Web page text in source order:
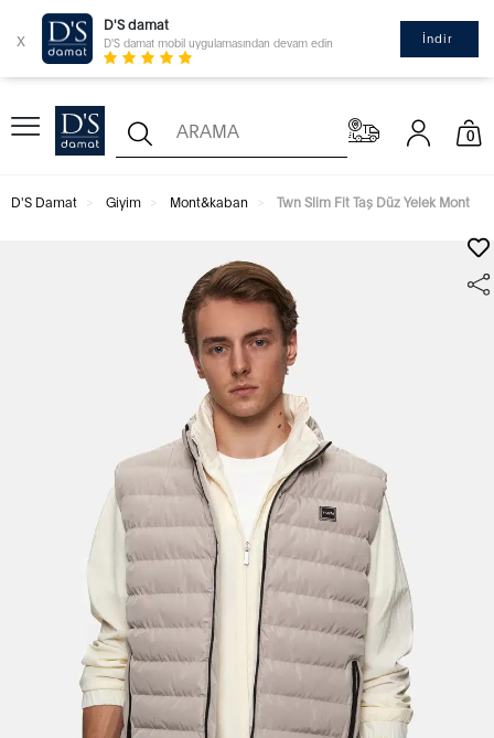
x
D'S damat
D'S damat mobil uygulamasından devam edin İndir
0
D'S Damat Giyim Mont&kaban Twn Slim Fit Taş Düz Yelek Mont